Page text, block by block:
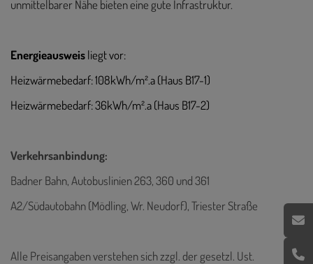
unmittelbarer Nähe bieten eine gute Infrastruktur.
Energieausweisliegt vor:
Heizwärmebedarf: 108kWh/m².a (Haus B17-1)
Heizwärmebedarf: 36kWh/m².a (Haus B17-2)
Verkehrsanbindung:
Badner Bahn, Autobuslinien 263, 360 und 361
A2/Südautobahn (Mödling, Wr. Neudorf), Triester Straße
Alle Preisangaben verstehen sich zzgl. der gesetzl. Ust.